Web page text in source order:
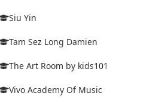
Siu Yin
Tam Sez Long Damien
The Art Room by kids101
Vivo Academy Of Music